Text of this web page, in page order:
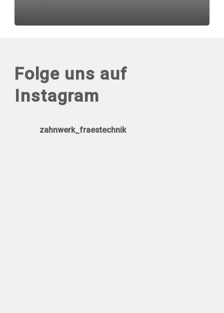
Folge uns auf
Instagram
zahnwerk_fraestechnik